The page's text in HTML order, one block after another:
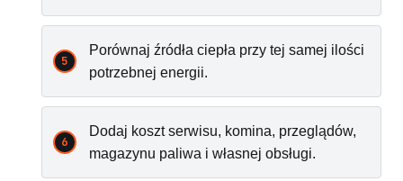
Porównaj źródła ciepła przy tej samej ilości
potrzebnej energii.
Dodaj koszt serwisu, komina, przeglądów,
magazynu paliwa i własnej obsługi.